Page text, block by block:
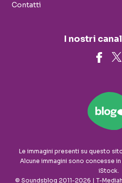
Contatti
I nostri
Le immagini presenti su questo
Alcune immagini sono concesse
iStock.
© Soundsblog 2011-2026 | T-